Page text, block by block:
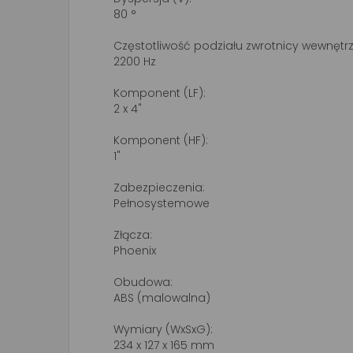
80 °
Częstotliwość podziału zwrotnicy
2200 Hz
Komponent (LF):
2 x 4"
Komponent (HF):
1"
Zabezpieczenia:
Pełnosystemowe
Złącza:
Phoenix
Obudowa:
ABS (malowalna)
Wymiary (WxSxG):
234 x 127 x 165 mm